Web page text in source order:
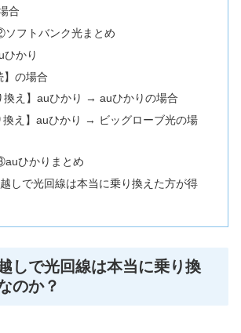
合
フトバンク光まとめ
かり
】の場合
換え】auひかり → auひかりの場合
換え】auひかり → ビッグローブ光の場
ひかりまとめ
越しで光回線は本当に乗り換えた方が得
しで光回線は本当に乗り換
のか？